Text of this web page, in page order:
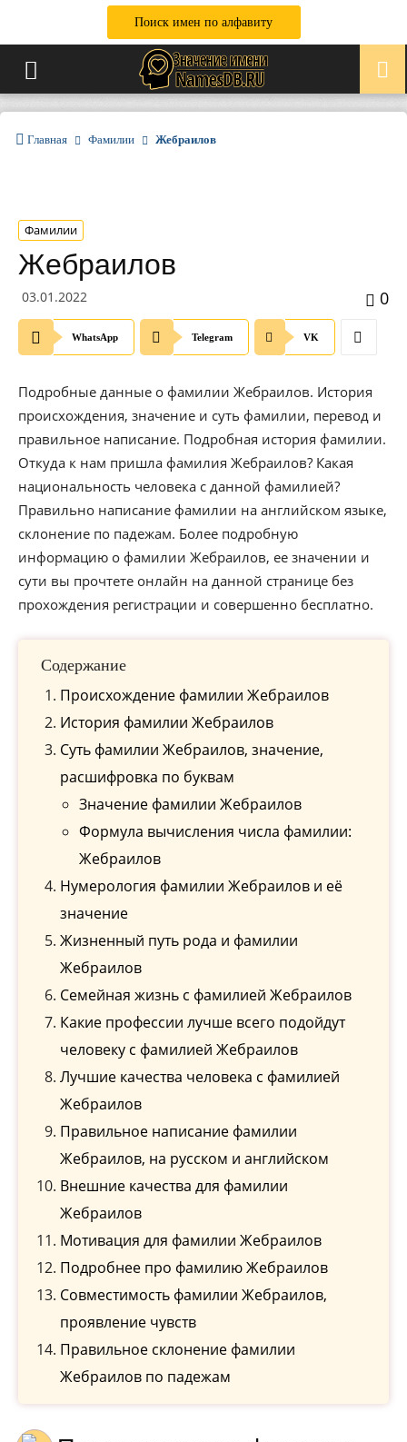
Поиск имен по алфавиту
Главная Фамилии Жебраилов
Фамилии
Жебраилов
03.01.2022 0
WhatsApp Telegram VK
Подробные данные о фамилии Жебраилов. История
происхождения, значение и суть фамилии, перевод и
правильное написание. Подробная история фамилии.
Откуда к нам пришла фамилия Жебраилов? Какая
национальность человека с данной фамилией?
Правильно написание фамилии на английском языке,
склонение по падежам. Более подробную
информацию о фамилии Жебраилов, ее значении и
сути вы прочтете онлайн на данной странице без
прохождения регистрации и совершенно бесплатно.
Содержание
Происхождение фамилии Жебраилов
История фамилии Жебраилов
Cуть фамилии Жебраилов, значение,
расшифровка по буквам
Значение фамилии Жебраилов
Формула вычисления числа фамилии:
Жебраилов
Нумерология фамилии Жебраилов и её
значение
Жизненный путь рода и фамилии
Жебраилов
Семейная жизнь с фамилией Жебраилов
Какие профессии лучше всего подойдут
человеку с фамилией Жебраилов
Лучшие качества человека с фамилией
Жебраилов
Правильное написание фамилии
Жебраилов, на русском и английском
Внешние качества для фамилии
Жебраилов
Мотивация для фамилии Жебраилов
Подробнее про фамилию Жебраилов
Совместимость фамилии Жебраилов,
проявление чувств
Правильное склонение фамилии
Жебраилов по падежам